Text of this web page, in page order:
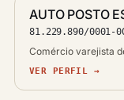
AUTO POSTO
81.229.890/0001-
Comércio varejista
VER PERFIL →